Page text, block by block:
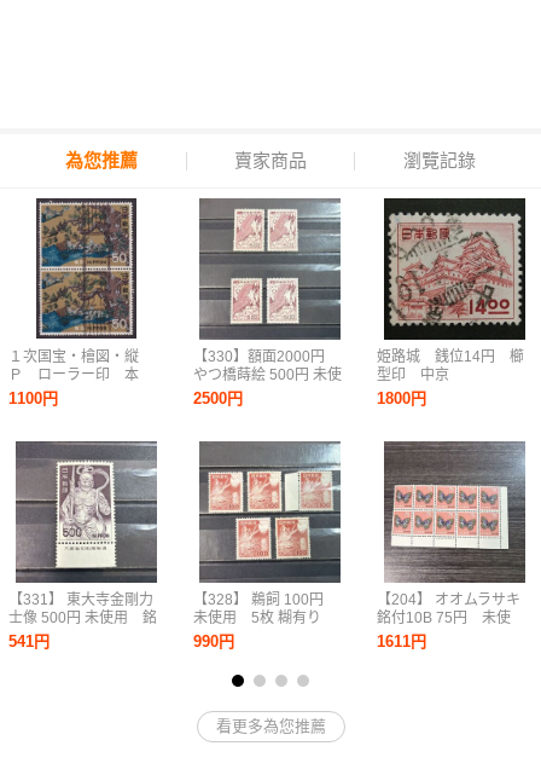
為您推薦 賣家商品 瀏覽記錄
１次国宝・檜図・縦
Ｐ ローラー印 本
所 44.12.17
1100円
【331】 東大寺金剛力
士像 500円 未使用 銘
板付き 糊有り NH
1967年シリーズ 動植物
541円
【330】額面2000円
やつ橋蒔絵 500円 未使
用 4枚 糊有 第２次
動植物国宝図案切手
2500円
【328】 鵜飼 100円
未使用 5枚 糊有り
第２次動植物国宝図案
切手
990円
姫路城 銭位14円 櫛
型印 中京
1800円
【204】 オオムラサキ
銘付10B 75円 未使
用 糊有り NH
1611円
看更多為您推薦